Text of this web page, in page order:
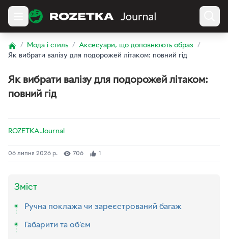
Home
/ Мода і стиль / Аксесуари, що доповнюють образ
/
Як вибрати валізу для подорожей літаком: повний гід
Як вибрати валізу для подорожей літаком:
повний гід
ROZETKA.Journal
06 липня 2026 р. 706 1
Зміст
Ручна поклажа чи зареєстрований багаж
Габарити та об'єм